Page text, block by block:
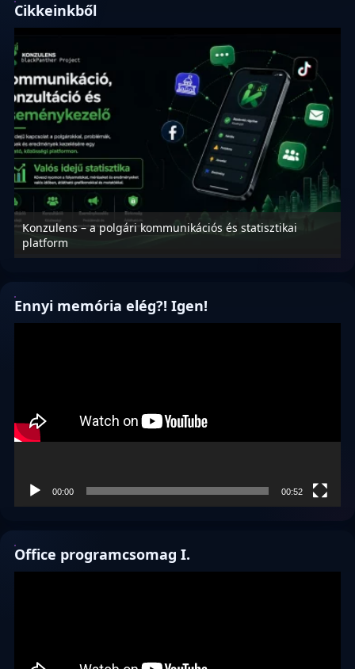
Cikkeinkből
Konzulens – a polgári kommunikációs és statisztikai
platform
Ennyi memória elég?! Igen!
00:00 00:52
Office programcsomag I.